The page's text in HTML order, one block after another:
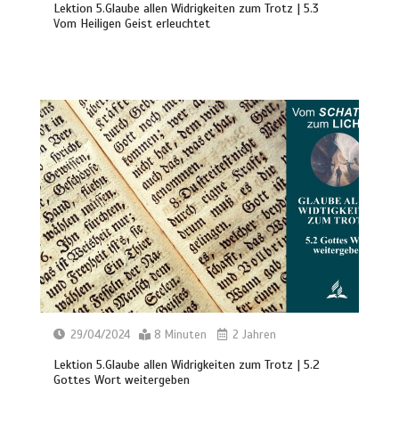
Lektion 5.Glaube allen Widrigkeiten zum Trotz | 5.3
Vom Heiligen Geist erleuchtet
29/04/2024 8 Minuten 2 Jahren
Lektion 5.Glaube allen Widrigkeiten zum Trotz | 5.2
Gottes Wort weitergeben